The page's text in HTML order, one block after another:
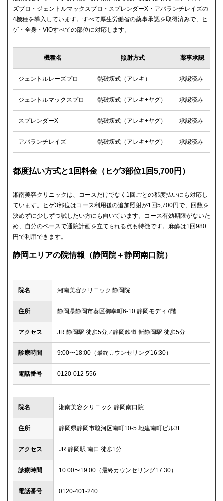
ズプロ・ジェントルマックスプロ・スプレンダーX・アバランチレイズの
4機種を導入しています。すべて厚生労働省の薬事承認を取得済みで、ヒ
ゲ・全身・VIOすべての部位に対応します。
機種名 照射方式 薬事承認
ジェントルレーズプロ 熱破壊式（アレキ） 承認済み
ジェントルマックスプロ 熱破壊式（アレキ+ヤグ） 承認済み
スプレンダーX 熱破壊式（アレキ+ヤグ） 承認済み
アバランチレイズ 熱破壊式（アレキ+ヤグ） 承認済み
都度払い方式と1回料金（ヒゲ3部位1回5,700円）
湘南美容クリニックは、コースだけでなく1回ごとの都度払いにも対応し
ています。ヒゲ3部位はコース利用後の追加照射が1回5,700円で、回数を
決めずに少しずつ試したい方にも向いています。コース有効期限がないた
め、自分のペースで通院計画を立てられる点も特徴です。麻酔は1回980
円で利用できます。
静岡エリアの院情報（静岡院＋静岡南口院）
院名 湘南美容クリニック 静岡院
住所 静岡県静岡市葵区御幸町6-10 静岡モディ7階
アクセス JR 静岡駅 徒歩5分／静岡鉄道 新静岡駅 徒歩5分
診療時間 9:00〜18:00（最終カウンセリング16:30）
電話番号 0120-012-556
院名 湘南美容クリニック 静岡南口院
住所 静岡県静岡市駿河区南町10-5 地建南町ビル3F
アクセス JR 静岡駅 南口 徒歩1分
診療時間 10:00〜19:00（最終カウンセリング17:30）
電話番号 0120-401-240